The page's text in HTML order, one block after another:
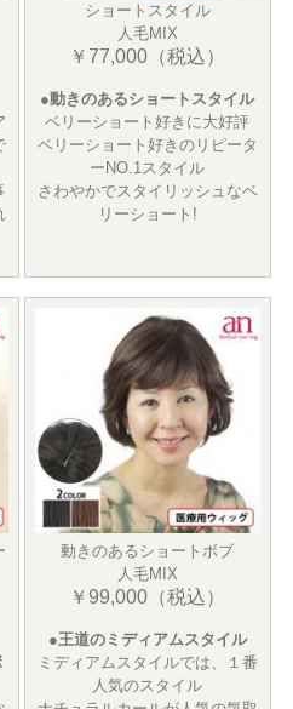
ショートスタイル
人毛MIX
￥77,000（税込）
●動きのあるショートスタイル
ベリーショート好きに大好評
ベリーショート好きのリピータ
ーNO.1スタイル
さわやかでスタイリッシュなベ
リーショート!
動きのあるショートボブ
人毛MIX
￥99,000（税込）
●王道のミディアムスタイル
ミディアムスタイルでは、１番
人気のスタイル